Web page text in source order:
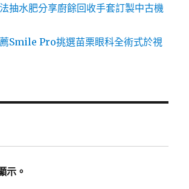
抽水肥分享廚餘回收手套訂製中古機
Smile Pro挑選苗栗眼科全術式於視
示。